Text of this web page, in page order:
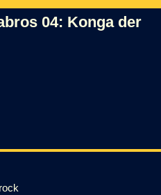
04: Konga der